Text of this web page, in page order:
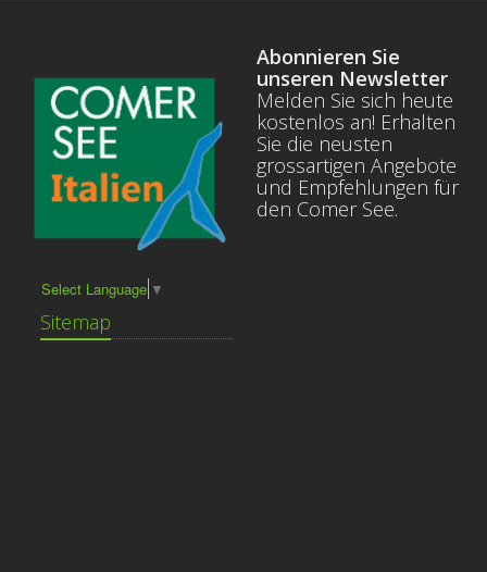
Select Language ▼
Sitemap
Abonnieren Sie
unseren Newsletter
Melden Sie sich heute
kostenlos an! Erhalten
Sie die neusten
grossartigen Angebote
und Empfehlungen für
den Comer See.